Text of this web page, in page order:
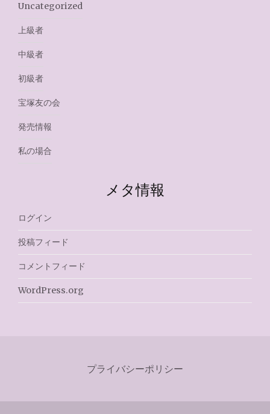
Uncategorized
上級者
中級者
初級者
宝塚友の会
発売情報
私の場合
メタ情報
ログイン
投稿フィード
コメントフィード
WordPress.org
プライバシーポリシー